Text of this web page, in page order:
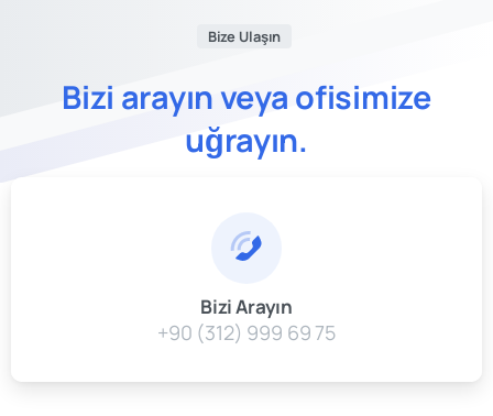
Bize Ulaşın
Bizi arayınveya ofisimize
uğrayın.
Bizi Arayın
+90 (312) 999 69 75